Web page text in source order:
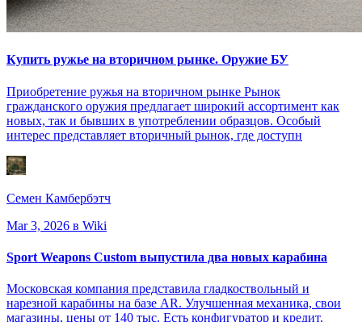
Купить ружье на вторичном рынке. Оружие БУ
Приобретение ружья на вторичном рынке Рынок
гражданского оружия предлагает широкий ассортимент как
новых, так и бывших в употреблении образцов. Особый
интерес представляет вторичный рынок, где доступн
Семен Камбербэтч
Mar 3, 2026 в Wiki
Sport Weapons Custom выпустила два новых карабина
Московская компания представила гладкоствольный и
нарезной карабины на базе AR. Улучшенная механика, свои
магазины, цены от 140 тыс. Есть конфигуратор и кредит.